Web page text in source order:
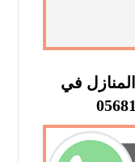
المنازل في